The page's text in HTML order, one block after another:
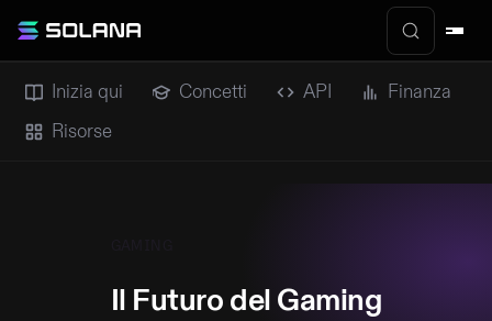
Inizia qui Concetti API
Finanza
Risorse
Il Futuro del Gaming